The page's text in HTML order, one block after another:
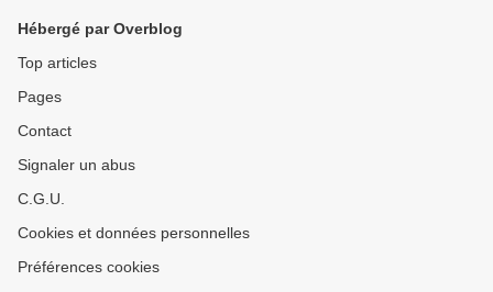
Hébergé par Overblog
Top articles
Pages
Contact
Signaler un abus
C.G.U.
Cookies et données personnelles
Préférences cookies